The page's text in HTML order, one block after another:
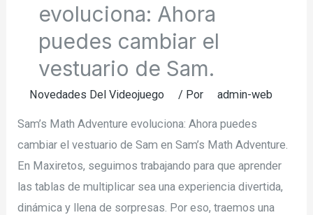
evoluciona: Ahora
puedes cambiar el
vestuario de Sam.
Novedades Del Videojuego / Por admin-web
Sam’s Math Adventure evoluciona: Ahora puedes
cambiar el vestuario de Sam en Sam’s Math Adventure.
En Maxiretos, seguimos trabajando para que aprender
las tablas de multiplicar sea una experiencia divertida,
dinámica y llena de sorpresas. Por eso, traemos una